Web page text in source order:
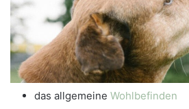
das allgemeine Wohlbefinden